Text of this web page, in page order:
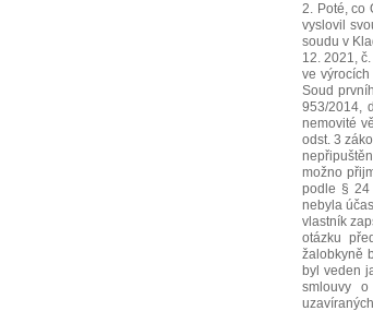
2. Poté, co
vyslovil
soudu v
12. 2021,
ve
Soud
953/2014,
nemovité
odst. 3
možno
podle § 24
nebyla
vlastník
otázku
žalobkyně
byl veden
smlouvy